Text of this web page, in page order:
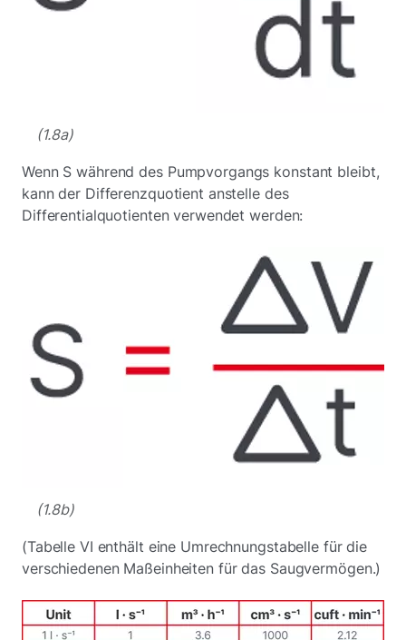
(1.8a)
Wenn S während des Pumpvorgangs konstant bleibt,
kann der Differenzquotient anstelle des
Differentialquotienten verwendet werden:
(1.8b)
(Tabelle VI enthält eine Umrechnungstabelle für die
verschiedenen Maßeinheiten für das Saugvermögen.)